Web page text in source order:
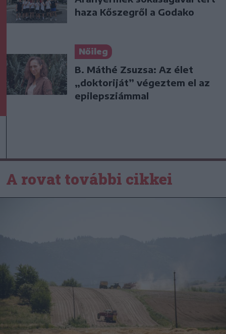
haza Kőszegről a Godako
Nőileg
B. Máthé Zsuzsa: Az élet
„doktoriját” végeztem el az
epilepsziámmal
A rovat további cikkei